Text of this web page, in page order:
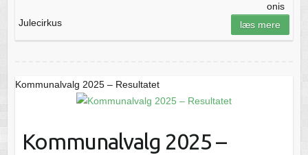
onis
Julecirkus
læs mere
Kommunalvalg 2025 – Resultatet
Kommunalvalg 2025 –